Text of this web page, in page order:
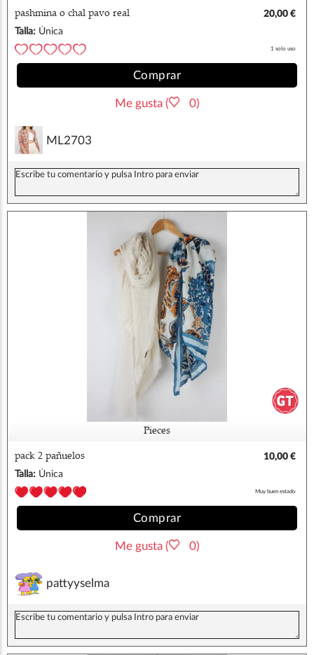
pashmina o chal pavo real
20,00 €
Talla: Única
1 solo uso
Comprar
Me gusta ( 0)
ML2703
Pieces
pack 2 pañuelos
10,00 €
Talla: Única
Muy buen estado
Comprar
Me gusta ( 0)
pattyyselma